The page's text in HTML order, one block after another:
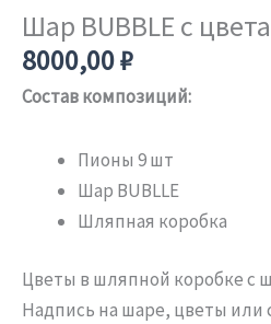
Шар BUBBLE c
8000,00₽
Состав композиций:
Пионы 9 шт
Шар BUBLLE
Шляпная коробка
Цветы в шляпной коробке с
Надпись на шаре, цветы или
Пион